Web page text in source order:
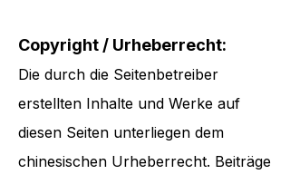
Copyright / Urheberrecht:
Die durch die Seitenbetreiber
erstellten Inhalte und Werke auf
diesen Seiten unterliegen dem
chinesischen Urheberrecht. Beiträge